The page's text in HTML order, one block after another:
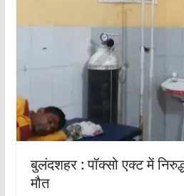
बुलंदशहर : पॉक्सो एक्ट में
मौत